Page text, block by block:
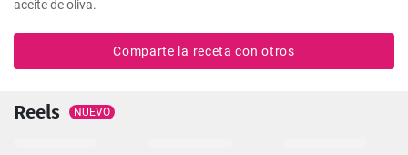
aceite de oliva.
Comparte la receta con otros
Reels NUEVO